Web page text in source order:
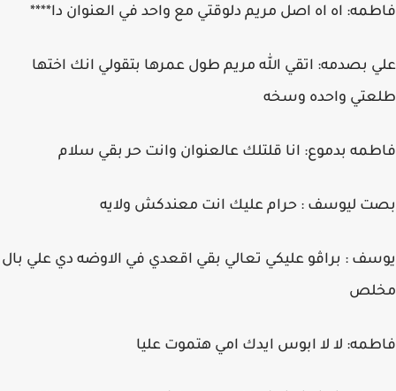
فاطمه: اه اه اصل مريم دلوقتي مع واحد في العنوان دا****
علي بصدمه: اتقي الله مريم طول عمرها بتقولي انك اختها
طلعتي واحده وسخه
فاطمه بدموع: انا قلتلك عالعنوان وانت حر بقي سلام
بصت ليوسف : حرام عليك انت معندكش ولايه
يوسف : براڤو عليكي تعالي بقي اقعدي في الاوضه دي علي بال
مخلص
فاطمه: لا لا ابوس ايدك امي هتموت عليا